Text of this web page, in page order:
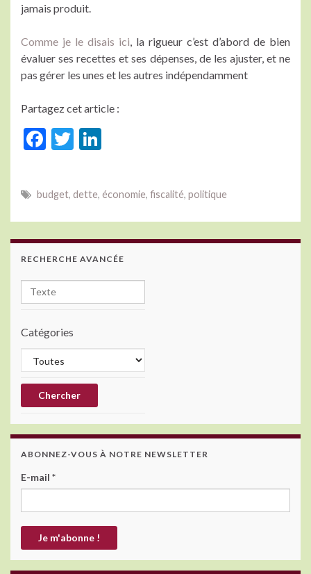
jamais produit.
Comme je le disais ici, la rigueur c’est d’abord de bien
évaluer ses recettes et ses dépenses, de les ajuster, et ne
pas gérer les unes et les autres indépendamment
Partagez cet article :
F
e
b
o
o
T
itt
er
ke
dI
n
budget, dette, économie, fiscalité, politique
RECHERCHE AVANCÉE
Catégories
ABONNEZ-VOUS À NOTRE NEWSLETTER
E-mail *